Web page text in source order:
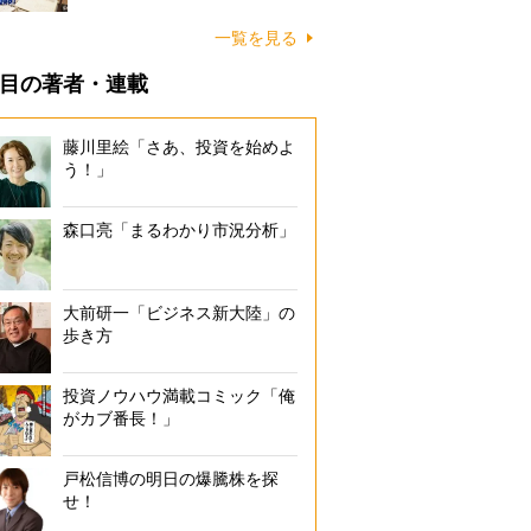
一覧を見る
の著者・連載
藤川里絵「さあ、投資を始めよ
う！」
森口亮「まるわかり市況分析」
大前研一「ビジネス新大陸」の
歩き方
投資ノウハウ満載コミック「俺
がカブ番長！」
戸松信博の明日の爆騰株を探
せ！